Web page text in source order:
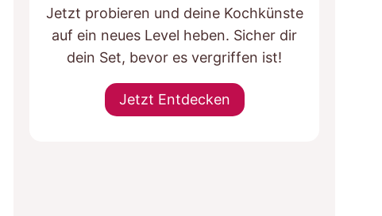
Jetzt probieren und deine Kochkünste
auf ein neues Level heben. Sicher dir
dein Set, bevor es vergriffen ist!
Jetzt Entdecken